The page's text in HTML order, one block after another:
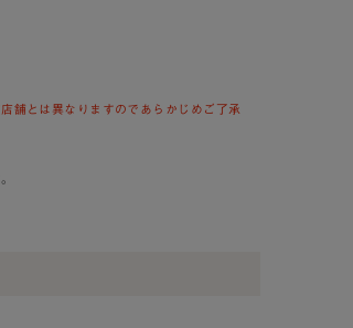
舗とは異なりますのであらかじめご了承